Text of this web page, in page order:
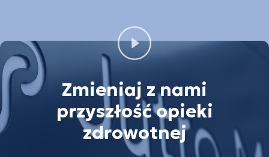
Zmieniaj z nami
przyszłość opieki
zdrowotnej